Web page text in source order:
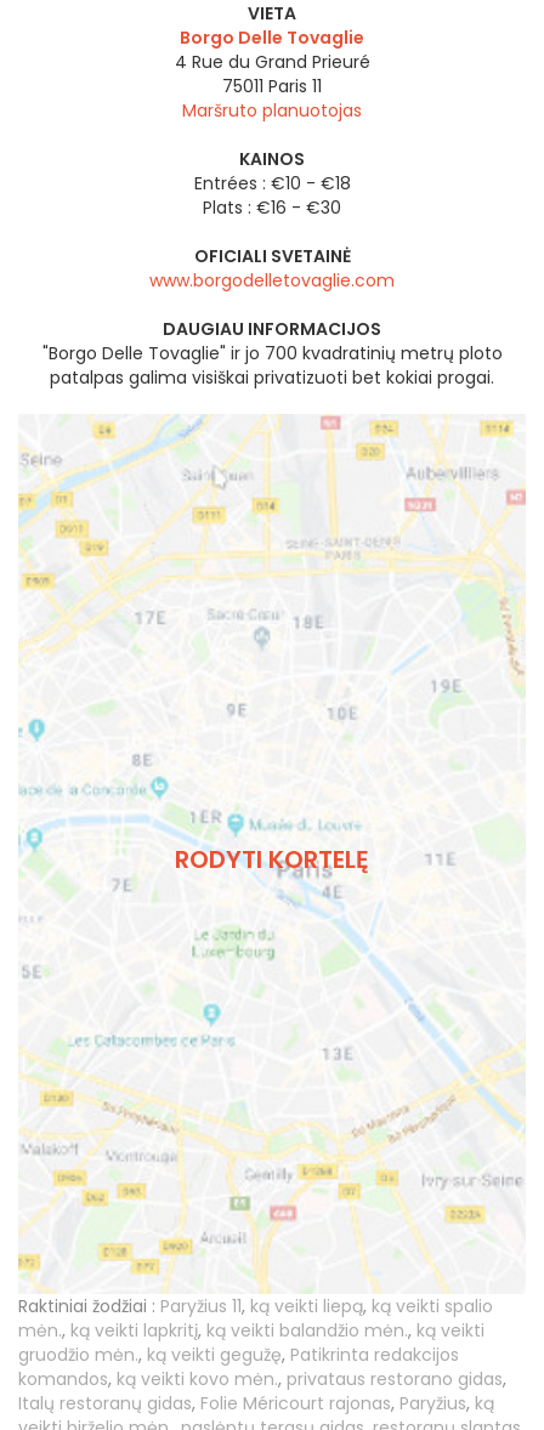
VIETA
Borgo Delle Tovaglie
4 Rue du Grand Prieuré
75011 Paris 11
Maršruto planuotojas
KAINOS
Entrées : €10 - €18
Plats : €16 - €30
OFICIALI SVETAINĖ
www.borgodelletovaglie.com
DAUGIAU INFORMACIJOS
"Borgo Delle Tovaglie" ir jo 700 kvadratinių metrų ploto
patalpas galima visiškai privatizuoti bet kokiai progai.
RODYTI KORTELĘ
Raktiniai žodžiai : Paryžius 11, ką veikti liepą, ką veikti spalio
mėn., ką veikti lapkritį, ką veikti balandžio mėn., ką veikti
gruodžio mėn., ką veikti gegužę, Patikrinta redakcijos
komandos, ką veikti kovo mėn., privataus restorano gidas,
Italų restoranų gidas, Folie Méricourt rajonas, Paryžius, ką